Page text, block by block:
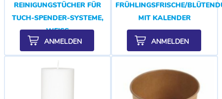
REINIGUNGSTÜCHER FÜR
TUCH-SPENDER-SYSTEME,
WEISS
ANMELDEN
FRÜHLINGSFRISCHE/
MIT KALENDER
ANMELDEN